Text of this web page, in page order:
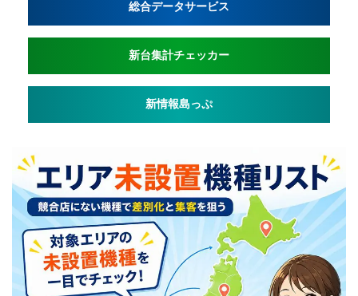
総合データサービス
新台集計チェッカー
新情報島っぷ